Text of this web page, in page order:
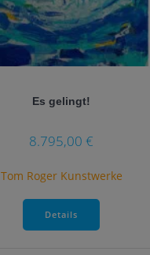
Es gelingt!
8.795,00 €
Tom Roger Kunstwerke
Details
Dieses
weist